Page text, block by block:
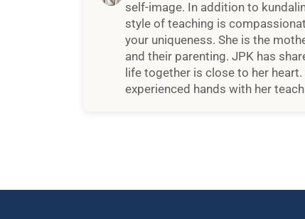
self-image. In addition to
style of teaching is
your uniqueness. She is the
and their parenting. JPK has
life together is close to her
experienced hands with her